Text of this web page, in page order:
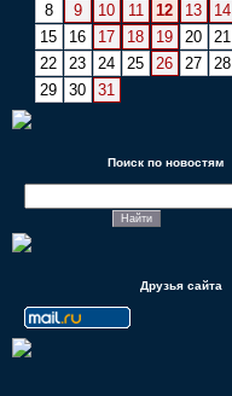
8
9 10 11 12 13
14
15
16 17 18 19 20
21
22
23 24 25 26 27
28
29
30 31
Поиск по новостям
Друзья сайта